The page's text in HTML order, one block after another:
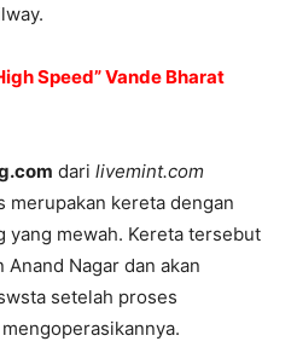
Speed” Vande Bharat
dari livemint.com
merupakan kereta dengan
yang mewah. Kereta tersebut
Nagar dan akan
setelah proses